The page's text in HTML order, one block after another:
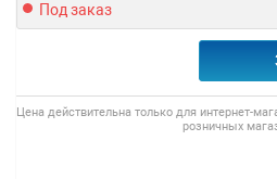
Под заказ
Цена действительна только для интернет-
розничных